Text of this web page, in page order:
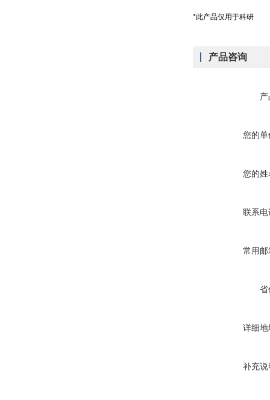
*此产品仅用于科研
产品咨询
您的单
您的姓
联系电
常用邮
省
详细地
补充说